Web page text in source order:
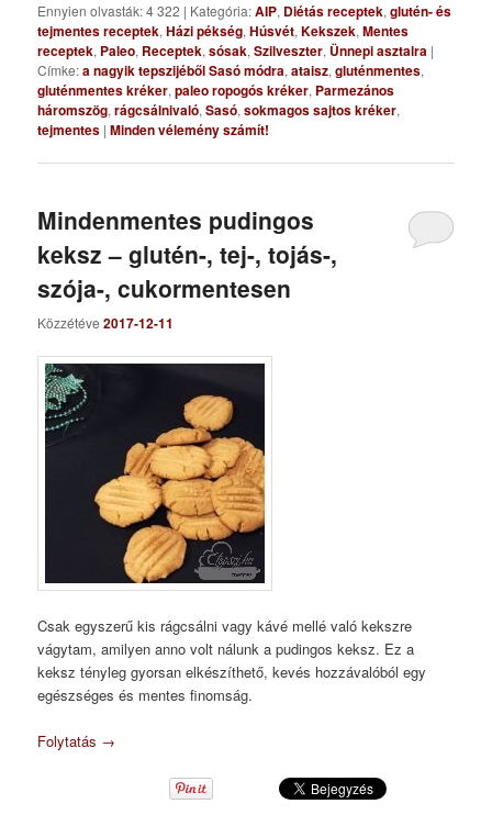
Ennyien olvasták: 4 322 | Kategória:AIP, Diétás receptek,glutén- és
tejmentes receptek,Házi pékség,Húsvét,Kekszek,Mentes
receptek, Paleo, Receptek,sósak,Szilveszter, Ünnepi asztalra |
Címke:a nagyik tepszijéből Sasó módra,ataisz,gluténmentes,
gluténmentes kréker,paleo ropogós kréker, Parmezános
háromszög,rágcsálnivaló,Sasó,sokmagos sajtos kréker,
tejmentes |Minden vélemény számít!
Mindenmentes pudingos
keksz – glutén-, tej-, tojás-,
szója-, cukormentesen
Közzétéve2017-12-11
Csak egyszerű kis rágcsálni vagy kávé mellé való kekszre
vágytam, amilyen anno volt nálunk a pudingos keksz. Ez a
keksz tényleg gyorsan elkészíthető, kevés hozzávalóból egy
egészséges és mentes finomság.
Folytatás →